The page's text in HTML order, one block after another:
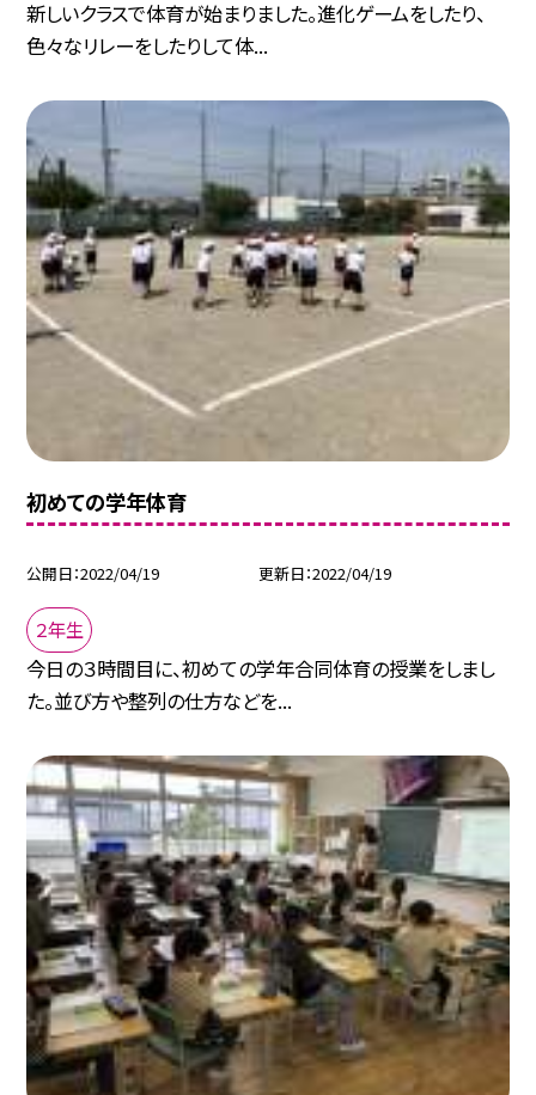
新しいクラスで体育が始まりました。進化ゲームをしたり、
色々なリレーをしたりして体...
初めての学年体育
公開日 2022/04/19 更新日 2022/04/19
２年生
今日の３時間目に、初めての学年合同体育の授業をしまし
た。並び方や整列の仕方などを...